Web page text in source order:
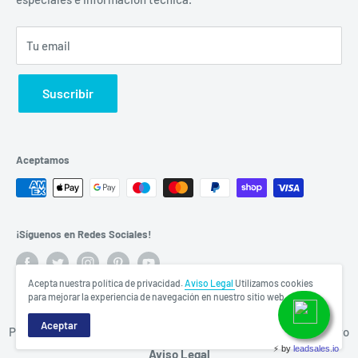
atencionaclientes@proain.com
WhatsApp 4612392235
Tu email
Suscribir
Aceptamos
¡Síguenos en Redes Sociales!
Acepta nuestra política de privacidad.Aviso Legal Utilizamos cookies
para mejorar la experiencia de navegación en nuestro sitio web.
Aceptar
PROAIN S. DE R.L. DE C.V. derechos reservados 2020. Lea nuestro
Aviso Legal